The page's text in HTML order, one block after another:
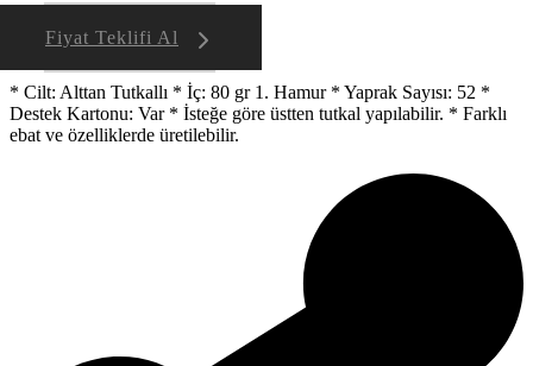
Fiyat Teklifi Al
* Cilt: Alttan Tutkallı * İç: 80 gr 1. Hamur * Yaprak Sayısı: 52 *
Destek Kartonu: Var * İsteğe göre üstten tutkal yapılabilir. * Farklı
ebat ve özelliklerde üretilebilir.